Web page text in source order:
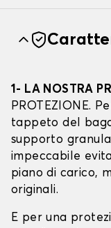
1- LA NOSTRA
PROTEZIONE.
tappeto del
supporto
impeccabile
piano di carico,
originali.
E per una